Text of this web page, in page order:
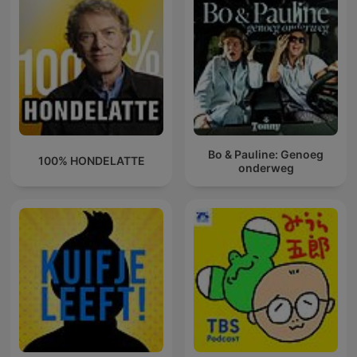
100% HONDELATTE
Bo & Pauline: Genoeg
onderweg